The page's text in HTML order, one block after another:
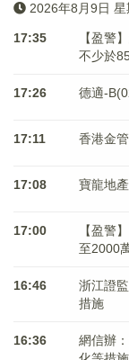
2026年8月9日
17:35
【盈警
不少於
17:26 德適-
17:11 香港金
17:08 寶龍地
17:00
【盈警
至2000
16:46
浙江證
措施
16:36
網信辦